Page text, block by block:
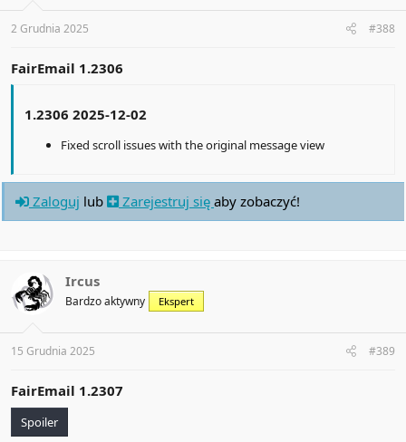
s
:
2 Grudnia 2025 #388
FairEmail 1.2306
1.2306 2025-12-02
Fixed scroll issues with the original message view
Zaloguj lub Zarejestruj się aby zobaczyć!
Ircus
Bardzo aktywny Ekspert
15 Grudnia 2025 #389
FairEmail 1.2307
Spoiler